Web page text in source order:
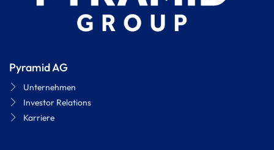
Pyramid AG
Unternehmen
Investor Relations
Karriere